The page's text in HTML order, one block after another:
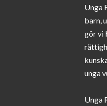
Unga
barn,
gör vi
unga
Unga